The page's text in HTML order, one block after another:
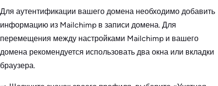
Для аутентификации вашего домена необходимо добавить
информацию из Mailchimp в записи домена. Для
перемещения между настройками Mailchimp и вашего
домена рекомендуется использовать два окна или вкладки
браузера.